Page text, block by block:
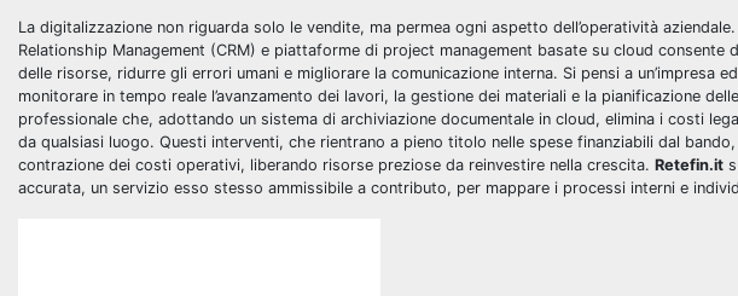
La digitalizzazione non riguarda solo le vendite, ma permea ogni aspetto dell’operatività
Relationship Management (CRM) e piattaforme di project management basate su cloud
delle risorse, ridurre gli errori umani e migliorare la comunicazione interna. Si pensi a un’impresa
monitorare in tempo reale l’avanzamento dei lavori, la gestione dei materiali e la pianificazione
professionale che, adottando un sistema di archiviazione documentale in cloud, elimina i costi
da qualsiasi luogo. Questi interventi, che rientrano a pieno titolo nelle spese finanziabili dal
contrazione dei costi operativi, liberando risorse preziose da reinvestire nella crescita. Retefin.it
accurata, un servizio esso stesso ammissibile a contributo, per mappare i processi interni e